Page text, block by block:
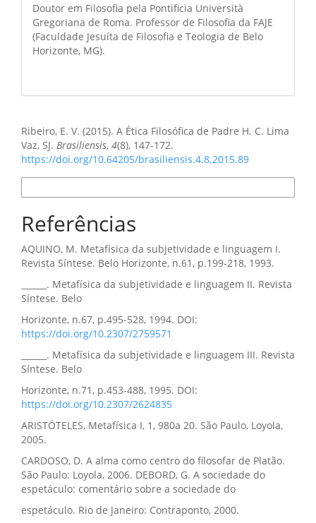
Doutor em Filosofia pela Pontificia Università
Gregoriana de Roma. Professor de Filosofia da FAJE
(Faculdade Jesuíta de Filosofia e Teologia de Belo
Horizonte, MG).
Ribeiro, E. V. (2015). A Ética Filosófica de Padre H. C. Lima
Vaz, SJ. Brasiliensis, 4(8), 147-172.
https://doi.org/10.64205/brasiliensis.4.8.2015.89
Referências
AQUINO, M. Metafísica da subjetividade e linguagem I.
Revista Síntese. Belo Horizonte, n.61, p.199-218, 1993.
______. Metafísica da subjetividade e linguagem II. Revista
Síntese. Belo
Horizonte, n.67, p.495-528, 1994. DOI:
https://doi.org/10.2307/2759571
______. Metafísica da subjetividade e linguagem III. Revista
Síntese. Belo
Horizonte, n.71, p.453-488, 1995. DOI:
https://doi.org/10.2307/2624835
ARISTÓTELES, Metafísica I, 1, 980a 20. São Paulo, Loyola,
2005.
CARDOSO, D. A alma como centro do filosofar de Platão.
São Paulo: Loyola, 2006. DEBORD, G. A sociedade do
espetáculo: comentário sobre a sociedade do
espetáculo. Rio de Janeiro: Contraponto, 2000.